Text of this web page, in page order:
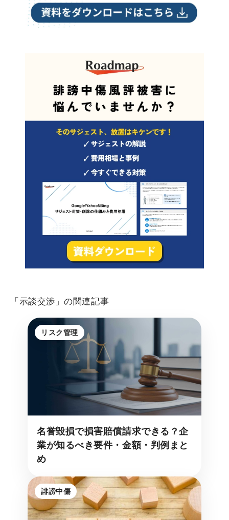
「示談交渉」の関連記事
リスク管理
名誉毀損で損害賠償請求できる？企
業が知るべき要件・金額・判例まと
め
誹謗中傷